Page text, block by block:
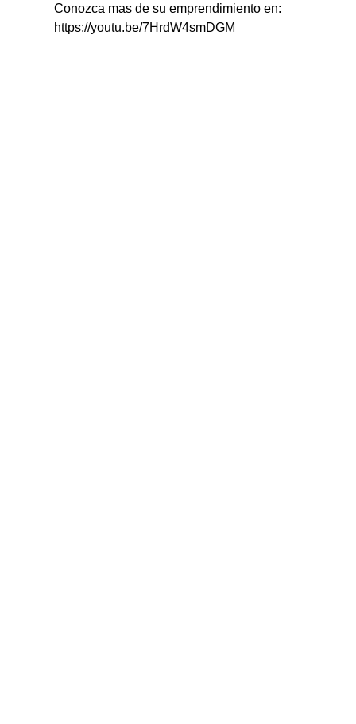
Conozca mas de su emprendimiento en:
https://youtu.be/7HrdW4smDGM